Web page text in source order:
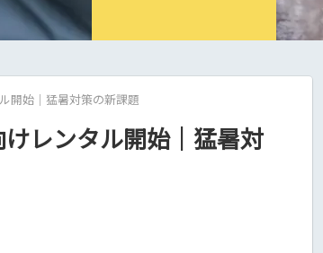
開始｜猛暑対策の新課題
レンタル開始｜猛暑対